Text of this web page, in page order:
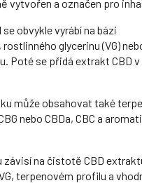
vytvořen a označen pro
obvykle vyrábí na bázi
rostlinného glycerinu (VG)
Poté se přidá extrakt CBD
může obsahovat také
nebo CBDa, CBC a
závisí na čistotě CBD
terpenovém profilu a